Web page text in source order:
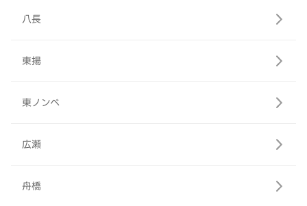
八長
東揚
東ノンベ
広瀬
舟橋